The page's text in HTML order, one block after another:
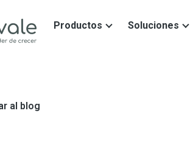
Productos Soluciones
al blog